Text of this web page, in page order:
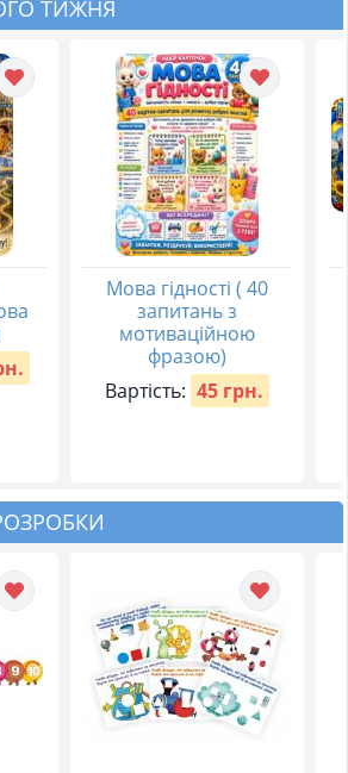
ТИЖНЯ
Мова гідності ( 40
запитань з
мотиваційною
фразою)
Вартість: 45 грн.